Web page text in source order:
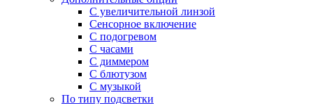
C увеличительной линзой
Сенсорное включение
С подогревом
С часами
С диммером
С блютузом
С музыкой
По типу подсветки